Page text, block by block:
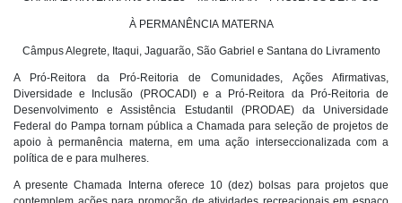
À PERMANÊNCIA MATERNA
Câmpus Alegrete, Itaqui, Jaguarão, São Gabriel e Santana do Livramento
A Pró-Reitora da Pró-Reitoria de Comunidades, Ações Afirmativas,
Diversidade e Inclusão (PROCADI) e a Pró-Reitora da Pró-Reitoria de
Desenvolvimento e Assistência Estudantil (PRODAE) da Universidade
Federal do Pampa tornam pública a Chamada para seleção de projetos de
apoio à permanência materna, em uma ação interseccionalizada com a
política de e para mulheres.
A presente Chamada Interna oferece 10 (dez) bolsas para projetos que